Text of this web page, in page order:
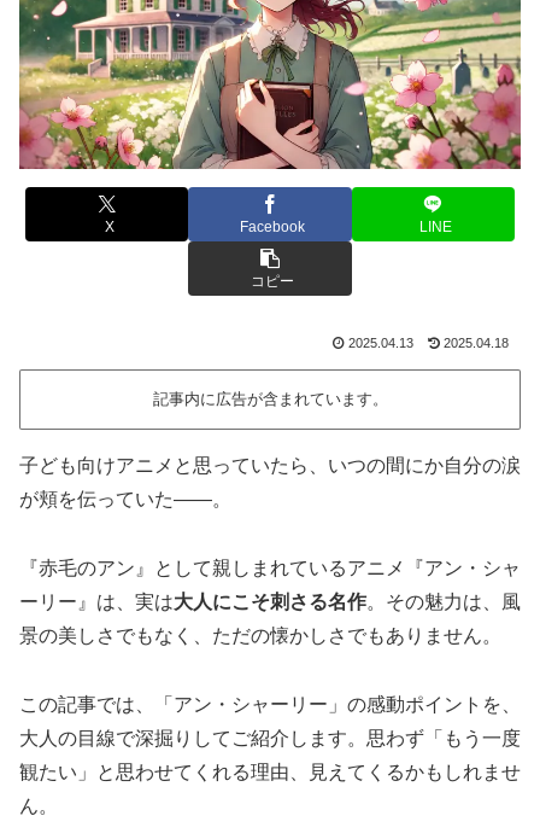
X Facebook LINE
コピー
2025.04.13 2025.04.18
記事内に広告が含まれています。
子ども向けアニメと思っていたら、いつの間にか自分の涙
が頬を伝っていた――。
『赤毛のアン』として親しまれているアニメ『アン・シャ
ーリー』は、実は大人にこそ刺さる名作。その魅力は、風
景の美しさでもなく、ただの懐かしさでもありません。
この記事では、「アン・シャーリー」の感動ポイントを、
大人の目線で深掘りしてご紹介します。思わず「もう一度
観たい」と思わせてくれる理由、見えてくるかもしれませ
ん。